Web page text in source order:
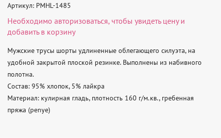
Артикул: PMHL-1485
Необходимо авторизоваться, чтобы увидеть цену и
добавить в корзину
Мужские трусы шорты удлиненные облегающего силуэта, на
удобной закрытой плоской резинке. Выполнены из набивного
полотна.
Состав: 95% хлопок, 5% лайкра
Материал: кулирная гладь, плотность 160 г/м.кв., гребенная
пряжа (penye)